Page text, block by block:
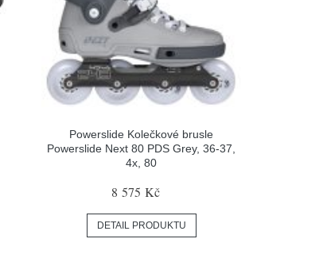
Powerslide Kolečkové brusle
Powerslide Next 80 PDS Grey, 36-37,
4x, 80
8 575 Kč
DETAIL PRODUKTU